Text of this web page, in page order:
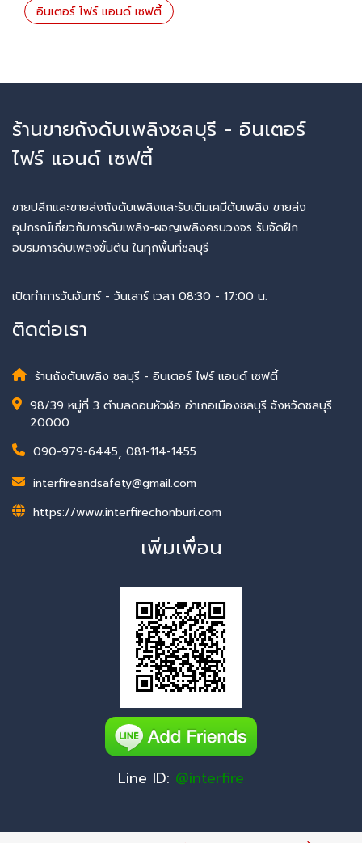
อินเตอร์ ไฟร์ แอนด์ เซฟตี้
ร้านขายถังดับเพลิงชลบุรี - อินเตอร์
ไฟร์ แอนด์ เซฟตี้
ขายปลีกและขายส่งถังดับเพลิงและรับเติมเคมีดับเพลิง ขายส่ง
อุปกรณ์เกี่ยวกับการดับเพลิง-ผจญเพลิงครบวงจร รับจัดฝึก
อบรมการดับเพลิงขั้นต้น ในทุกพื้นที่ชลบุรี
เปิดทำการวันจันทร์ - วันเสาร์ เวลา 08:30 - 17:00 น.
ติดต่อเรา
ร้านถังดับเพลิง ชลบุรี - อินเตอร์ ไฟร์ แอนด์ เซฟตี้
98/39 หมู่ที่ 3 ตำบลดอนหัวฬ่อ อำเภอเมืองชลบุรี จังหวัดชลบุรี
20000
090-979-6445, 081-114-1455
interfireandsafety@gmail.com
https://www.interfirechonburi.com
เพิ่มเพื่อน
Line ID: @interfire